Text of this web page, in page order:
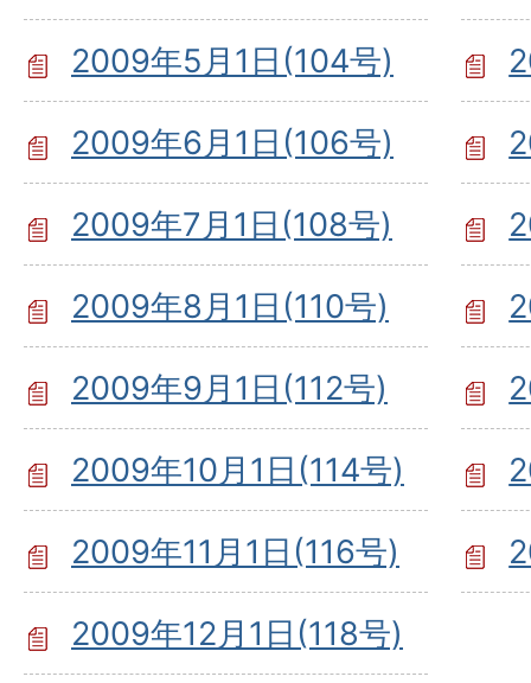
2009年5月1日(104号)
2009年6月1日(106号)
2009年7月1日(108号)
2009年8月1日(110号)
2009年9月1日(112号)
2009年10月1日(114号)
2009年11月1日(116号)
2009年12月1日(118号)